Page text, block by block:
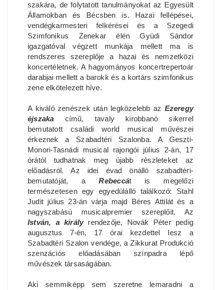
szakára, de folytatott tanulmányokat az Egyesült
Államokban és Bécsben is. Hazai fellépései,
vendégkarmesteri felkérései és a Szegedi
Szimfonikus Zenekar élén Gyüdi Sándor
igazgatóval végzett munkája mellett ma is
rendszeres szereplője a hazai és nemzetközi
koncertéletnek. A hagyományos koncertrepertoár
darabjai mellett a barokk és a kortárs szimfonikus
zene elkötelezett híve.
A kiváló zenészek után legközelebb az Ezeregy
éjszaka című, tavaly kirobbanó sikerrel
bemutatott családi world musical művészei
érkeznek a Szabadtéri Szalonba. A Geszti-
Monori-Tasnádi musical rajongói július 2-án, 17
órától tudhatnak meg újabb részleteket az
előadásról. Az idei évad önálló szabadtéri-
bemutatóját, aRebeccát is megelőzi
természetesen egy egyedülálló találkozó: Stahl
Judit július 23-án várja majd Béres Attilát és a
nagyszabású musicalpremier szereplőit. Az
István, a királyrendezője, Novák Péter pedig
augusztus 7-én, 17 órai kezdettel lesz a
Szabadtéri Szalon vendége, a Zikkurat Produkció
szenzációs előadásában színpadra lépő
művészek társaságában.
Aki semmiképp sem szeretne lemaradni a